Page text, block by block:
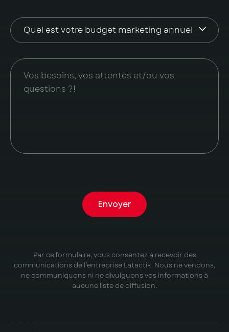
Envoyer
Par ce formulaire, vous consentez à recevoir des
communications de l’entreprise Latactik. Nous ne vendons,
ne communiquons ni ne divulguons vos informations à
aucune liste de diffusion.